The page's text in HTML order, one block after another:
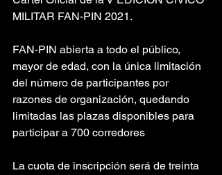
MILITAR FAN-PIN 2021.
FAN-PIN abierta a todo el público,
mayor de edad, con la única limitación
del número de participantes por
razones de organización, quedando
limitadas las plazas disponibles para
participar a 700 corredores
La cuota de inscripción será de treinta